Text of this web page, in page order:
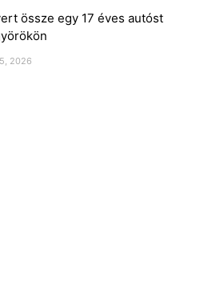
össze egy 17 éves autóst
2026